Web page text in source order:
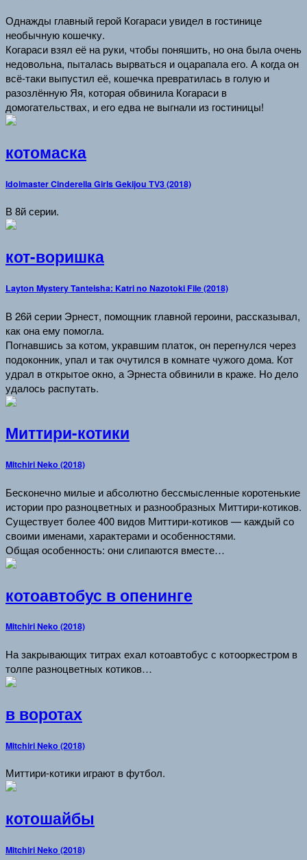
Однажды главный герой Когараси увидел в гостинице
необычную кошечку.
Когараси взял её на руки, чтобы поняшить, но она была очень
недовольна, пыталась вырваться и оцарапала его. А когда он
всё-таки выпустил её, кошечка превратилась в голую и
разозлённую Яя, которая обвинила Когараси в
домогательствах, и его едва не выгнали из гостиницы!
котомаска
Idolmaster Cinderella Girls Gekijou TV3 (2018)
В 8й серии.
кот-воришка
Layton Mystery Tanteisha: Katri no Nazotoki File (2018)
В 26й серии Эрнест, помощник главной героини, рассказывал,
как она ему помогла.
Погнавшись за котом, укравшим платок, он перегнулся через
подоконник, упал и так очутился в комнате чужого дома. Кот
удрал в открытое окно, а Эрнеста обвинили в краже. Но дело
удалось распутать.
Миттири-котики
Mitchiri Neko (2018)
Бесконечно милые и абсолютно бессмысленные коротенькие
истории про разноцветных и разнообразных Миттири-котиков.
Существует более 400 видов Миттири-котиков — каждый со
своими именами, характерами и особенностями.
Общая особенность: они слипаются вместе…
котоавтобус в опенинге
Mitchiri Neko (2018)
На закрывающих титрах ехал котоавтобус с котооркестром в
толпе разноцветных котиков…
в воротах
Mitchiri Neko (2018)
Миттири-котики играют в футбол.
котошайбы
Mitchiri Neko (2018)